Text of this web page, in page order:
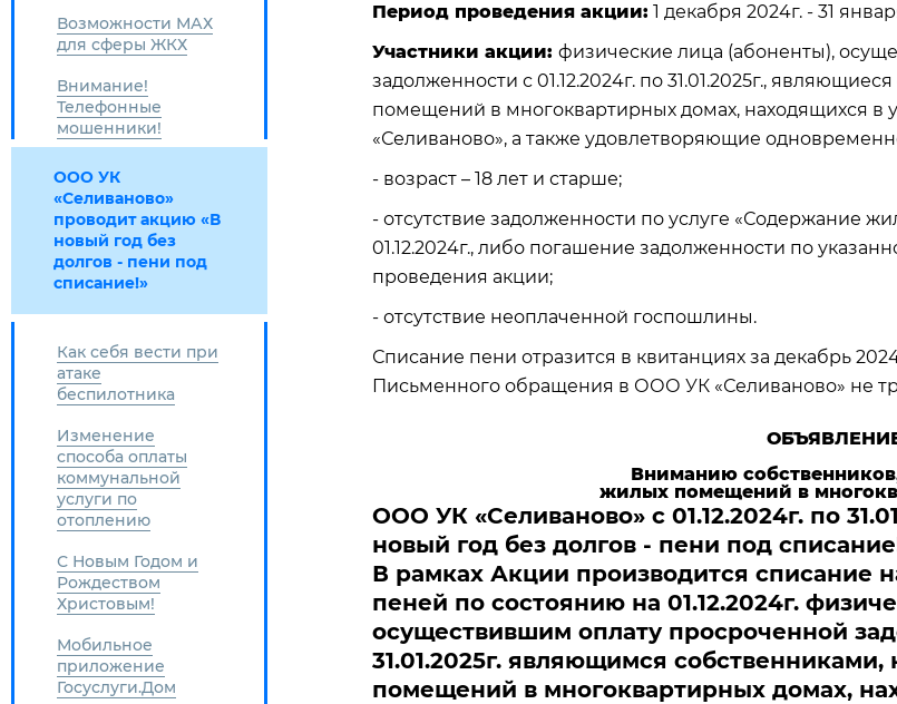
Возможности МАХ
для сферы ЖКХ
Внимание!
Телефонные
мошенники!
ООО УК
«Селиваново»
проводит акцию «В
новый год без
долгов - пени под
списание!»
Как себя вести при
атаке
беспилотника
Изменение
способа оплаты
коммунальной
услуги по
отоплению
С Новым Годом и
Рождеством
Христовым!
Мобильное
приложение
Госуслуги.Дом
Период проведения акции: 1 декабря 2024г. - 31
Участники акции: физические лица (абоненты),
задолженности с 01.12.2024г. по 31.01.2025г.,
помещений в многоквартирных домах, находящихся
«Селиваново», а также удовлетворяющие
- возраст – 18 лет и старше;
- отсутствие задолженности по услуге «Содержание
01.12.2024г., либо погашение задолженности по
проведения акции;
- отсутствие неоплаченной госпошлины.
Списание пени отразится в квитанциях за декабрь
Письменного обращения в ООО УК «Селиваново» не
Вниманию
жилых помещений в
ООО УК «Селиваново» с 01.12.2024г. по
новый год без долгов - пени под
В рамках Акции производится списание
пеней по состоянию на 01.12.2024г.
осуществившим оплату просроченной
31.01.2025г. являющимся
помещений в многоквартирных домах,